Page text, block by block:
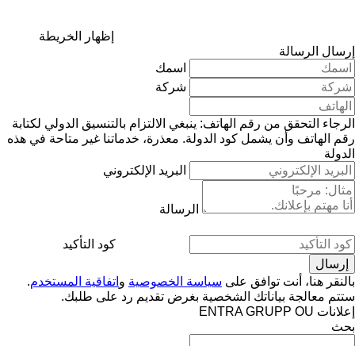
إظهار الخريطة
إرسال الرسالة
اسمك
شركة
الرجاء التحقق من رقم الهاتف: ينبغي الالتزام بالتنسيق الدولي لكتابة
رقم الهاتف وأن يشمل كود الدولة. معذرة، خدماتنا غير متاحة في هذه
الدولة
البريد الإلكتروني
الرسالة
كود التأكيد
بالنقر هنا، أنت توافق على سياسة الخصوصية و اتفاقية المستخدم.
ستتم معالجة بياناتك الشخصية بغرض تقديم رد على طلبك.
إعلانات ENTRA GRUPP OU
بحث